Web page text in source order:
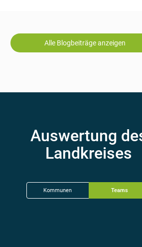
Alle Blogbeiträge anzeigen
Auswertung
Landkreises
Kommunen Teams